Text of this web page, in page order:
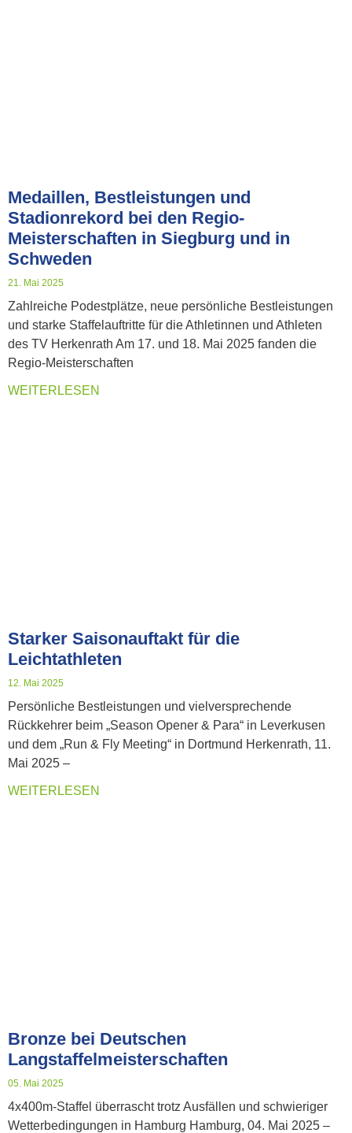
Medaillen, Bestleistungen und
Stadionrekord bei den Regio-
Meisterschaften in Siegburg und in
Schweden
21. Mai 2025
Zahlreiche Podestplätze, neue persönliche Bestleistungen
und starke Staffelauftritte für die Athletinnen und Athleten
des TV Herkenrath Am 17. und 18. Mai 2025 fanden die
Regio-Meisterschaften
WEITERLESEN
Starker Saisonauftakt für die
Leichtathleten
12. Mai 2025
Persönliche Bestleistungen und vielversprechende
Rückkehrer beim „Season Opener & Para“ in Leverkusen
und dem „Run & Fly Meeting“ in Dortmund Herkenrath, 11.
Mai 2025 –
WEITERLESEN
Bronze bei Deutschen
Langstaffelmeisterschaften
05. Mai 2025
4x400m-Staffel überrascht trotz Ausfällen und schwieriger
Wetterbedingungen in Hamburg Hamburg, 04. Mai 2025 –